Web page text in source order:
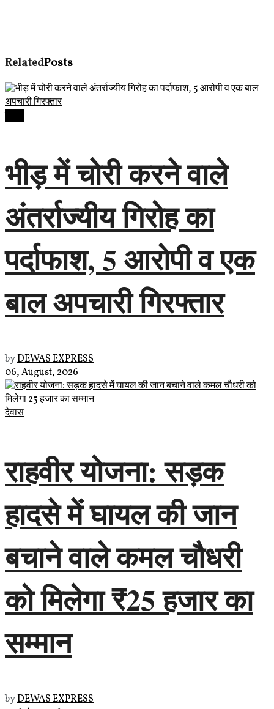
RelatedPosts
भीड़ में चोरी करने वाले
अंतर्राज्यीय गिरोह का
पर्दाफाश, 5 आरोपी व एक
बाल अपचारी गिरफ्तार
byDEWAS EXPRESS
06, August, 2026
देवास
राहवीर योजना: सड़क
हादसे में घायल की जान
बचाने वाले कमल चौधरी
को मिलेगा ₹25 हजार का
सम्मान
byDEWAS EXPRESS